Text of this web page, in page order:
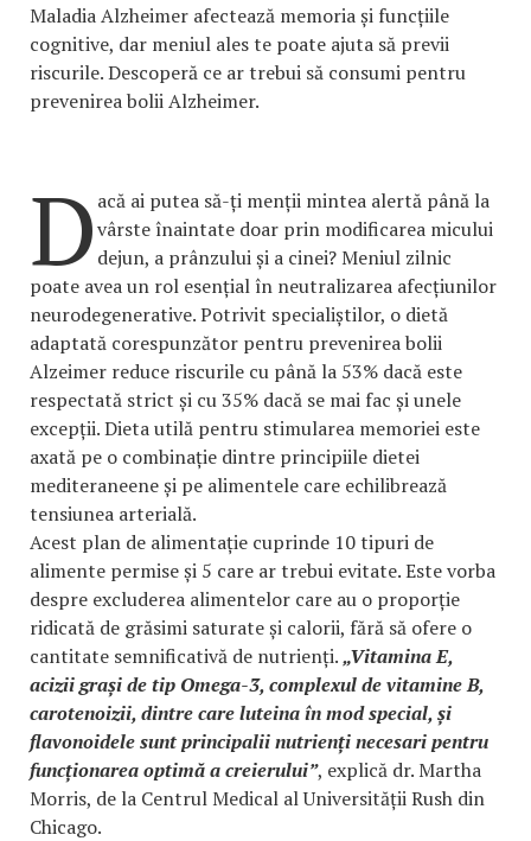
Maladia Alzheimer afectează memoria și funcțiile
cognitive, dar meniul ales te poate ajuta să previi
riscurile. Descoperă ce ar trebui să consumi pentru
prevenirea bolii Alzheimer.
D acă ai putea să-ți menții mintea alertă până la
vârste înaintate doar prin modificarea micului
dejun, a prânzului și a cinei? Meniul zilnic
poate avea un rol esențial în neutralizarea afecțiunilor
neurodegenerative. Potrivit specialiștilor, o dietă
adaptată corespunzător pentru prevenirea bolii
Alzeimer reduce riscurile cu până la 53% dacă este
respectată strict și cu 35% dacă se mai fac și unele
excepții. Dieta utilă pentru stimularea memoriei este
axată pe o combinație dintre principiile dietei
mediteraneene și pe alimentele care echilibrează
tensiunea arterială.
Acest plan de alimentație cuprinde 10 tipuri de
alimente permise și 5 care ar trebui evitate. Este vorba
despre excluderea alimentelor care au o proporție
ridicată de grăsimi saturate și calorii, fără să ofere o
cantitate semnificativă de nutrienți.„Vitamina E,
acizii grași de tip Omega-3, complexul de vitamine B,
carotenoizii, dintre care luteina în mod special, și
flavonoidele sunt principalii nutrienți necesari pentru
funcționarea optimă a creierului”, explică dr. Martha
Morris, de la Centrul Medical al Universității Rush din
Chicago.